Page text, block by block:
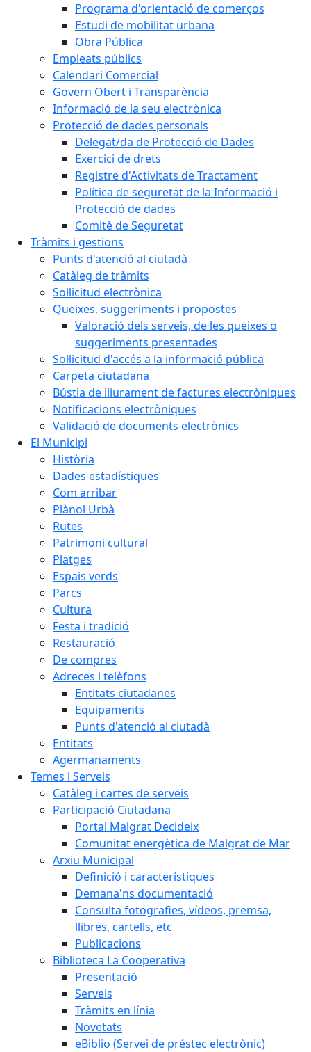
Programa d'orientació de comerços
Estudi de mobilitat urbana
Obra Pública
Empleats públics
Calendari Comercial
Govern Obert i Transparència
Informació de la seu electrònica
Protecció de dades personals
Delegat/da de Protecció de Dades
Exercici de drets
Registre d'Activitats de Tractament
Política de seguretat de la Informació i
Protecció de dades
Comitè de Seguretat
Tràmits i gestions
Punts d'atenció al ciutadà
Catàleg de tràmits
Sol·licitud electrònica
Queixes, suggeriments i propostes
Valoració dels serveis, de les queixes o
suggeriments presentades
Sol·licitud d'accés a la informació pública
Carpeta ciutadana
Bústia de lliurament de factures electròniques
Notificacions electròniques
Validació de documents electrònics
El Municipi
Història
Dades estadístiques
Com arribar
Plànol Urbà
Rutes
Patrimoni cultural
Platges
Espais verds
Parcs
Cultura
Festa i tradició
Restauració
De compres
Adreces i telèfons
Entitats ciutadanes
Equipaments
Punts d'atenció al ciutadà
Entitats
Agermanaments
Temes i Serveis
Catàleg i cartes de serveis
Participació Ciutadana
Portal Malgrat Decideix
Comunitat energètica de Malgrat de Mar
Arxiu Municipal
Definició i característiques
Demana'ns documentació
Consulta fotografies, vídeos, premsa,
llibres, cartells, etc
Publicacions
Biblioteca La Cooperativa
Presentació
Serveis
Tràmits en línia
Novetats
eBiblio (Servei de préstec electrònic)